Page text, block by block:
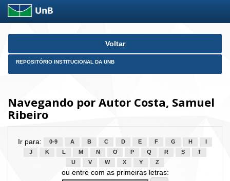
Skip
Voltar
REPOSITÓRIO INSTITUCIONAL DA UNB
Navegando por Autor Costa, Samuel
Ribeiro
Ir para: 0-9 A B C D E F G H
J
K L M N O P Q R S
T
U
V W X Y Z
ou entre com as primeiras letras: